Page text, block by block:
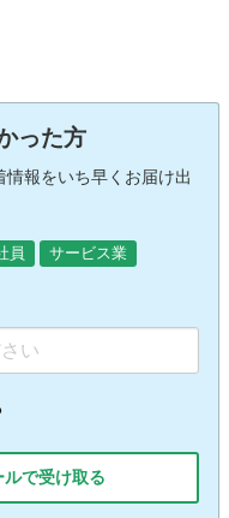
った方
報をいち早くお届け出
員
サービス業
で受け取る